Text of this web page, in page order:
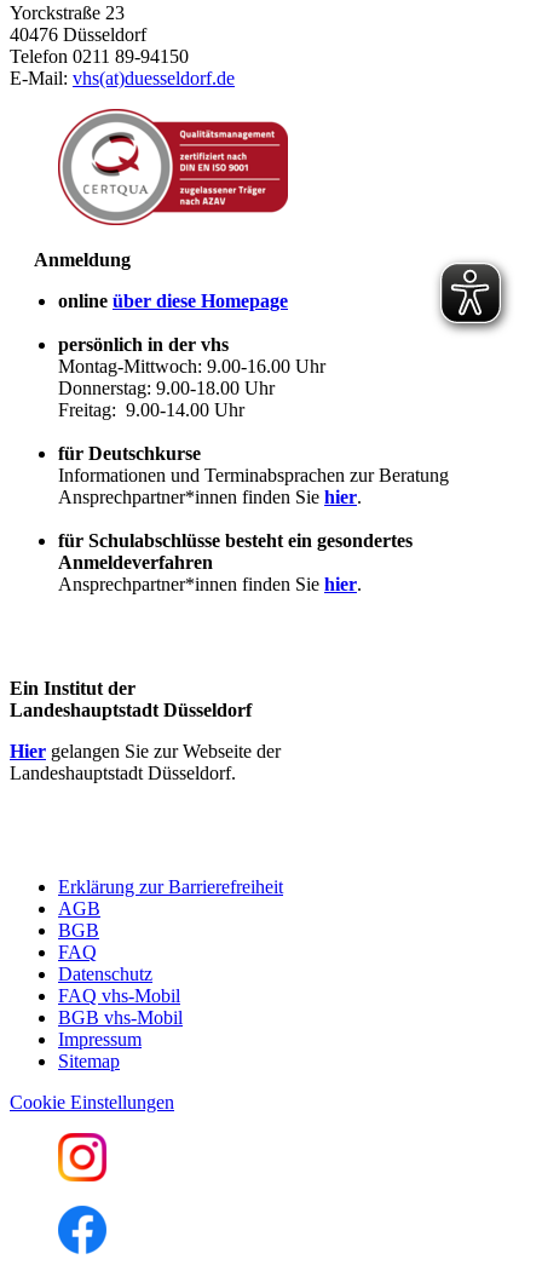
Yorckstraße 23
40476 Düsseldorf
Telefon 0211 89-94150
E-Mail: vhs(at)duesseldorf.de
Anmeldung
online über diese Homepage
persönlich in der vhs
Montag-Mittwoch: 9.00-16.00 Uhr
Donnerstag: 9.00-18.00 Uhr
Freitag: 9.00-14.00 Uhr
für Deutschkurse
Informationen und Terminabsprachen zur Beratung
Ansprechpartner*innen finden Sie hier.
für Schulabschlüsse besteht ein gesondertes
Anmeldeverfahren
Ansprechpartner*innen finden Sie hier.
Ein Institut der
Landeshauptstadt Düsseldorf
Hier gelangen Sie zur Webseite der
Landeshauptstadt Düsseldorf.
Erklärung zur Barrierefreiheit
AGB
BGB
FAQ
Datenschutz
FAQ vhs-Mobil
BGB vhs-Mobil
Impressum
Sitemap
Cookie Einstellungen